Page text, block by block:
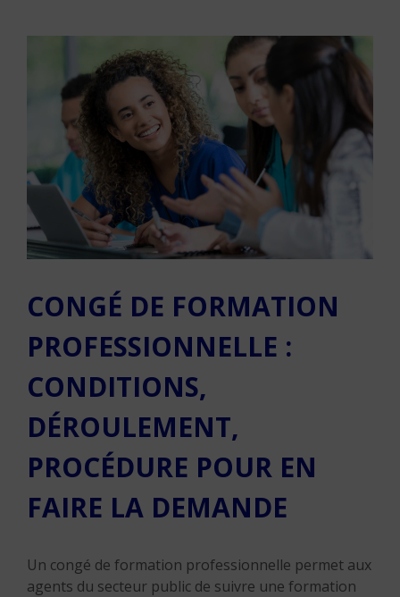
CONGÉ DE FORMATION
PROFESSIONNELLE :
CONDITIONS,
DÉROULEMENT,
PROCÉDURE POUR EN
FAIRE LA DEMANDE
Un congé de formation professionnelle permet aux
agents du secteur public de suivre une formation